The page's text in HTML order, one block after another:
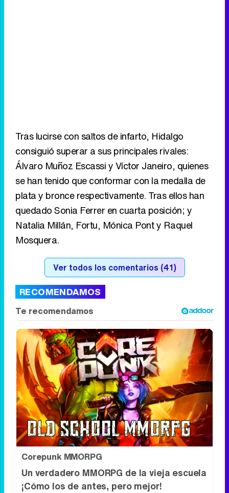
Tras lucirse con saltos de infarto, Hidalgo
consiguió superar a sus principales rivales:
Álvaro Muñoz Escassi y Víctor Janeiro, quienes
se han tenido que conformar con la medalla de
plata y bronce respectivamente. Tras ellos han
quedado Sonia Ferrer en cuarta posición; y
Natalia Millán, Fortu, Mónica Pont y Raquel
Mosquera.
Ver todos los comentarios (41)
RECOMENDAMOS
Corepunk MMORPG
Un verdadero MMORPG de la vieja escuela
¡Cómo los de antes, pero mejor!